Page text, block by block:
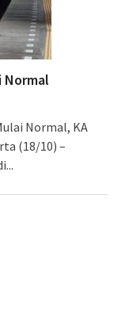
Normal
Normal, KA
(18/10) –